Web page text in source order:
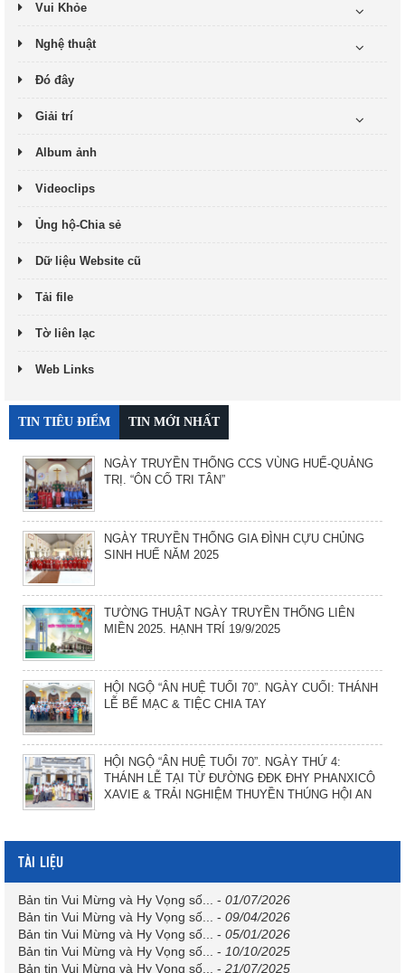
Vui Khỏe
Nghệ thuật
Đó đây
Giải trí
Album ảnh
Videoclips
Ủng hộ-Chia sẻ
Dữ liệu Website cũ
Tải file
Tờ liên lạc
Web Links
TIN TIÊU ĐIỂM TIN MỚI NHẤT
NGÀY TRUYỀN THỐNG CCS VÙNG HUẾ-QUẢNG
TRỊ. “ÔN CỐ TRI TÂN”
NGÀY TRUYỀN THỐNG GIA ĐÌNH CỰU CHỦNG
SINH HUẾ NĂM 2025
TƯỜNG THUẬT NGÀY TRUYỀN THỐNG LIÊN
MIỀN 2025. HẠNH TRÍ 19/9/2025
HỘI NGỘ “ÂN HUỆ TUỔI 70”. NGÀY CUỐI: THÁNH
LỄ BẾ MẠC & TIỆC CHIA TAY
HỘI NGỘ “ÂN HUỆ TUỔI 70”. NGÀY THỨ 4:
THÁNH LỄ TẠI TỪ ĐƯỜNG ĐĐK ĐHY PHANXICÔ
XAVIE & TRẢI NGHIỆM THUYỀN THÚNG HỘI AN
TÀI LIỆU
Bản tin Vui Mừng và Hy Vọng số... - 01/07/2026
Bản tin Vui Mừng và Hy Vọng số... - 09/04/2026
Bản tin Vui Mừng và Hy Vọng số... - 05/01/2026
Bản tin Vui Mừng và Hy Vọng số... - 10/10/2025
Bản tin Vui Mừng và Hy Vọng số... - 21/07/2025